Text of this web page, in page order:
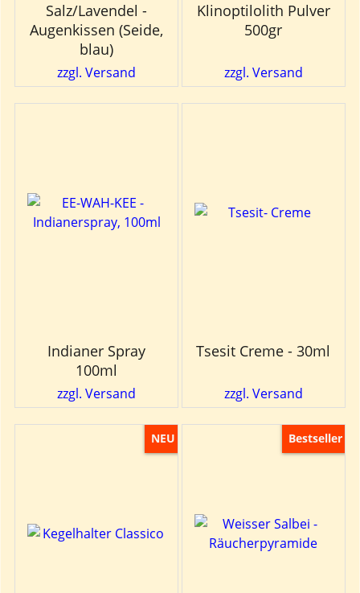
Salz/Lavendel -
Augenkissen (Seide,
blau)
zzgl. Versand
Klinoptilolith Pulver
500gr
zzgl. Versand
Indianer Spray
100ml
zzgl. Versand
Tsesit Creme - 30ml
zzgl. Versand
NEU Bestseller